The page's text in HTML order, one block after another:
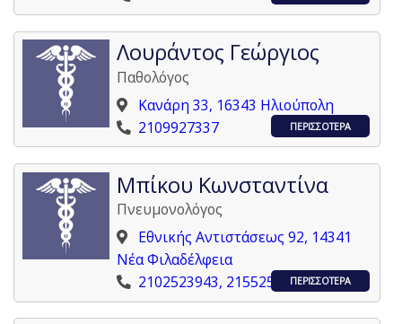
Λουράντος Γεώργιος
Παθολόγος
Κανάρη 33, 16343 Ηλιούπολη
2109927337
ΠΕΡΙΣΣΟΤΕΡΑ
Μπίκου Κωνσταντίνα
Πνευμονολόγος
Εθνικής Αντιστάσεως 92, 14341
Νέα Φιλαδέλφεια
2102523943, 2155257126ΠΕΡΙΣΣΟΤΕΡΑ